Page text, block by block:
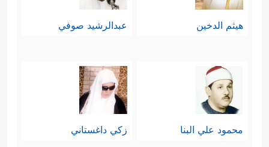
هيثم الدخين عبدالرشيد صوفي
محمود علي البنا زكي داغستاني